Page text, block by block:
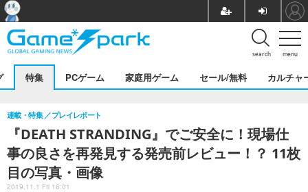
menu
search
特集 PCゲーム 家庭用ゲーム セール/無料 カルチャ
『DEATH STRANDING』でご安全に！現場仕
事の良さを再発見する発売前レビュー！？ 11枚
目の写真・画像
連載・特集 プレイレポート
2019.11.1 Fri 16:01